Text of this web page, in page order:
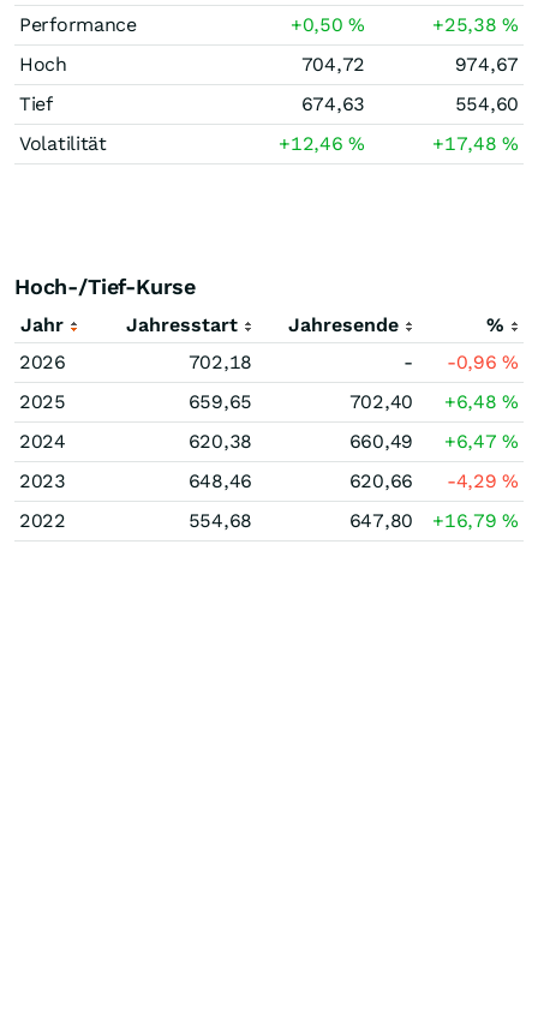
Performance
+0,50% +25,38%
Hoch
704,72
974,67
Tief
674,63
554,60
Volatilität
+12,46% +17,48%
Hoch-/Tief-Kurse
Jahr Jahresstart Jahresende
%
2026
702,18 - -0,96%
2025
659,65 702,40 +6,48%
2024
620,38 660,49 +6,47%
2023
648,46 620,66 -4,29%
2022
554,68 647,80 +16,79%